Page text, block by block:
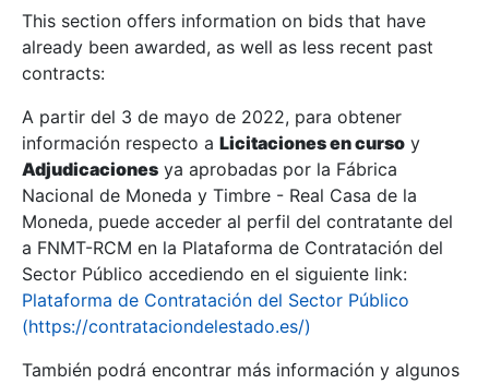
Show/Hide
Show/Hide
This section offers information on bids that have
already been awarded, as well as less recent past
contracts:
A partir del 3 de mayo de 2022, para obtener
información respecto a Licitaciones en curso y
Adjudicaciones ya aprobadas por la Fábrica
Nacional de Moneda y Timbre - Real Casa de la
Moneda, puede acceder al perfil del contratante del
a FNMT-RCM en la Plataforma de Contratación del
Sector Público accediendo en el siguiente link:
Plataforma de Contratación del Sector Público
(https://contrataciondelestado.es/)
También podrá encontrar más información y algunos